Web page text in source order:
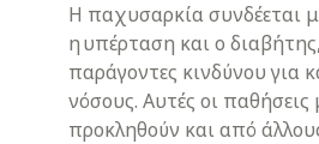
Η παχυσαρκία συνδέεται
η υπέρταση και ο
παράγοντες κινδύνου για
νόσους. Αυτές οι
προκληθούν και από